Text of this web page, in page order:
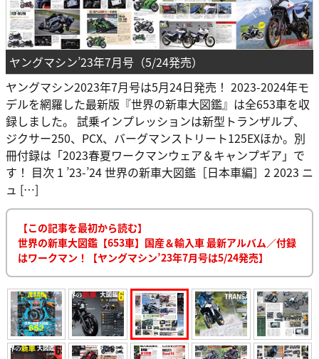
ヤングマシン’23年7月号（5/24発売）
ヤングマシン2023年7月号は5月24日発売！ 2023-2024年モ
デルを網羅した最新版『世界の新車大図鑑』は全653車を収
録しました。 試乗インプレッションは新型トランザルプ、
ジクサー250、PCX、バーグマンストリート125EXほか。別
冊付録は「2023春夏ワークマンウェア＆キャンプギア」で
す！ 目次 1 ’23-’24 世界の新車大図鑑［日本車編］2 2023 ニ
ュ […]
【この記事を最初から読む】
世界の新車大図鑑【653車】国産＆輸入車 最新アルバム／付録
はワークマン！【ヤングマシン’23年7月号は5/24発売】